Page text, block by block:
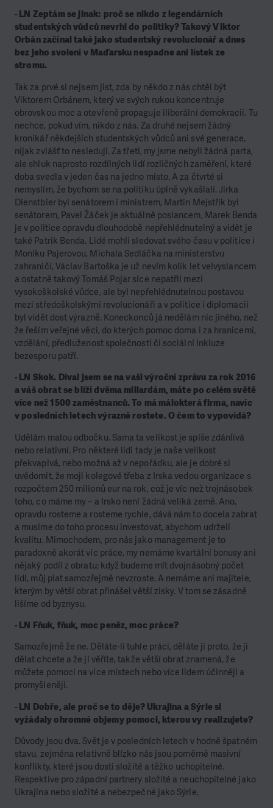
- LN Zeptám se jinak: proč se nikdo z legendárních
studentských vůdců nevrhl do politiky? Takový Viktor
Orbán začínal také jako studentský revolucionář a dnes
bez jeho svolení v Maďarsku nespadne ani lístek ze
stromu.
Tak za prvé si nejsem jist, zda by někdo z nás chtěl být
Viktorem Orbánem, který ve svých rukou koncentruje
obrovskou moc a otevřeně propaguje iliberální demokracii. Tu
nechce, pokud vím, nikdo z nás. Za druhé nejsem žádný
kronikář někdejších studentských vůdců ani své generace,
nijak zvlášť to nesleduji. Za třetí, my jsme nebyli žádná parta,
ale shluk naprosto rozdílných lidí rozličných zaměření, které
doba svedla v jeden čas na jedno místo. A za čtvrté si
nemyslím, že bychom se na politiku úplně vykašlali. Jirka
Dienstbier byl senátorem i ministrem, Martin Mejstřík byl
senátorem, Pavel Žáček je aktuálně poslancem, Marek Benda
je v politice opravdu dlouhodobě nepřehlédnutelný a vidět je
také Patrik Benda. Lidé mohli sledovat svého času v politice i
Moniku Pajerovou, Michala Sedláčka na ministerstvu
zahraničí, Václav Bartoška je už nevím kolik let velvyslancem
a ostatně takový Tomáš Pojar sice nepatřil mezi
vysokoškolské vůdce, ale byl nepřehlédnutelnou postavou
mezi středoškolskými revolucionáři a v politice i diplomacii
byl vidět dost výrazně. Koneckonců já nedělám nic jiného, než
že řeším veřejné věci, do kterých pomoc doma i za hranicemi,
vzdělání, předluženost společnosti či sociální inkluze
bezesporu patří.
- LN Skok. Díval jsem se na vaši výroční zprávu za rok 2016
a váš obrat se blíží dvěma miliardám, máte po celém světě
více než 1500 zaměstnanců. To má málokterá firma, navíc
v posledních letech výrazně rostete. O čem to vypovídá?
Udělám malou odbočku. Sama ta velikost je spíše zdánlivá
nebo relativní. Pro některé lidi tady je naše velikost
překvapivá, nebo možná až v nepořádku, ale je dobré si
uvědomit, že moji kolegové třeba z Irska vedou organizace s
rozpočtem 250 milionů eur na rok, což je víc než trojnásobek
toho, co máme my – a Irsko není žádná veliká země. Ano,
opravdu rosteme a rosteme rychle, dává nám to docela zabrat
a musíme do toho procesu investovat, abychom udrželi
kvalitu. Mimochodem, pro nás jako management je to
paradoxně akorát víc práce, my nemáme kvartální bonusy ani
nějaký podíl z obratu; když budeme mít dvojnásobný počet
lidí, můj plat samozřejmě nevzroste. A nemáme ani majitele,
kterým by větší obrat přinášel větší zisky. V tom se zásadně
lišíme od byznysu.
- LN Fňuk, fňuk, moc peněz, moc práce?
Samozřejmě že ne. Děláte-li tuhle práci, děláte ji proto, že ji
dělat chcete a že jí věříte, takže větší obrat znamená, že
můžete pomoci na více místech nebo více lidem účinněji a
promyšleněji.
- LN Dobře, ale proč se to děje? Ukrajina a Sýrie si
vyžádaly ohromné objemy pomoci, kterou vy realizujete?
Důvody jsou dva. Svět je v posledních letech v hodně špatném
stavu, zejména relativně blízko nás jsou poměrně masivní
konflikty, které jsou dosti složité a těžko uchopitelné.
Respektive pro západní partnery složité a neuchopitelné jako
Ukrajina nebo složité a nebezpečné jako Sýrie.